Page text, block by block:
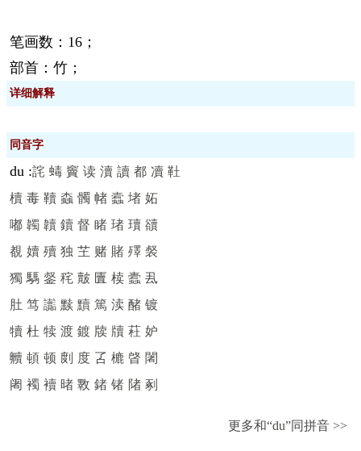
笔画数：16；
部首：竹；
详细解释
同音字
du :詫 蝳 竇 读 瀆 讀 都 凟 靯
櫝 毒 韇 螙 髑 帾 蠧 堵 妬
嘟 韣 韥 鑟 督 睹 琽 瓄 豄
覩 嬻 殰 独 芏 赌 賭 殬 裻
獨 騳 錖 秺 皾 匵 椟 蠹 厾
肚 笃 讟 黩 黷 篤 渎 醏 镀
犢 杜 犊 渡 鍍 牍 牘 荰 妒
贕 頓 顿 剫 度 叾 樚 晵 闍
阇 襡 襩 暏 斁 鍺 锗 陼 剢
更多和“du”同拼音 >>